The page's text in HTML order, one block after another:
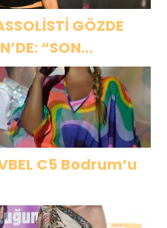
GÖZDE
“SON
C5 Bodrum’u